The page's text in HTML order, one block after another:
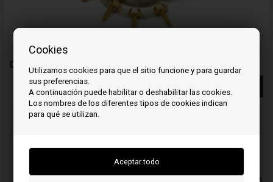
Cookies
Utilizamos cookies para que el sitio funcione y para guardar
sus preferencias.
A continuación puede habilitar o deshabilitar las cookies.
Los nombres de los diferentes tipos de cookies indican
para qué se utilizan.
Deflector-Silenciador - 796956 - Briggs & Stratton
Más información
Ordene su(s) artículo(s) antes de las 3 p.m.
PLos precios incluyen el IVA